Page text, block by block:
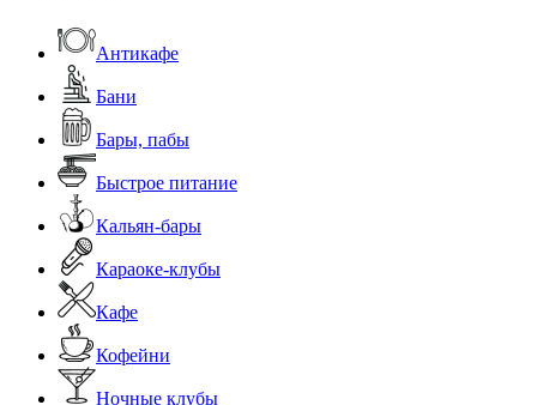
Антикафе
Бани
Бары, пабы
Быстрое питание
Кальян-бары
Караоке-клубы
Кафе
Кофейни
Ночные клубы